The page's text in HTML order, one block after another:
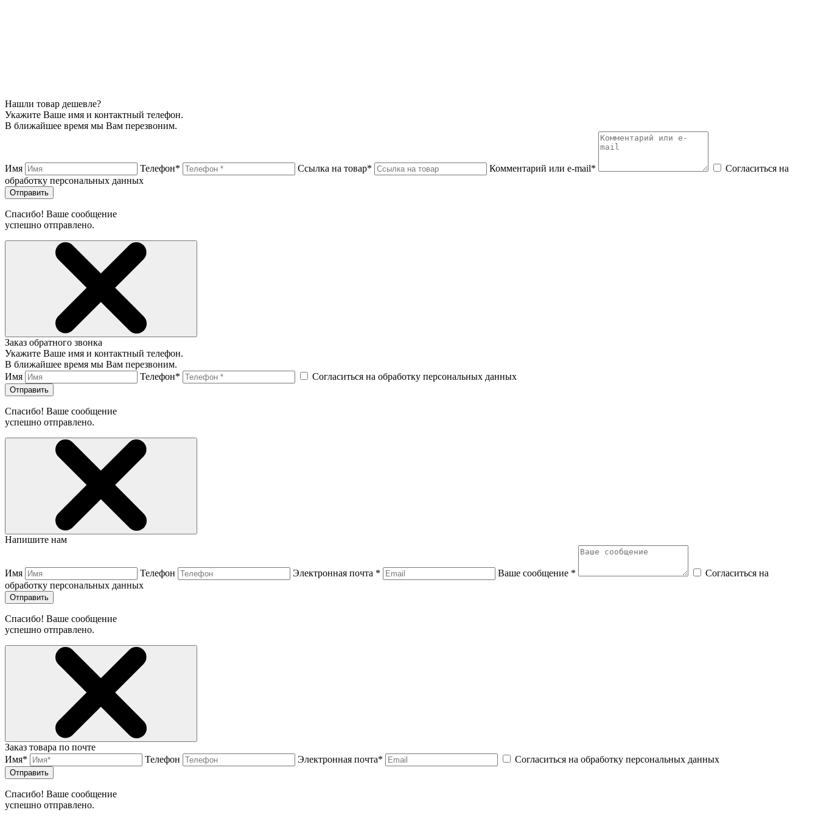
Нашли товар дешевле?
Укажите Ваше имя и контактный телефон.
В ближайшее время мы Вам перезвоним.
Имя Телефон* Ссылка на товар* Комментарий или e-mail*
Согласиться на
обработку персональных данных
Отправить
Спасибо! Ваше сообщение
успешно отправлено.
Заказ обратного звонка
Укажите Ваше имя и контактный телефон.
В ближайшее время мы Вам перезвоним.
Имя
Телефон* Согласиться на обработку персональных данных
Отправить
Спасибо! Ваше сообщение
успешно отправлено.
Напишите нам
Имя Телефон Электронная почта * Ваше сообщение *
Согласиться на
обработку персональных данных
Отправить
Спасибо! Ваше сообщение
успешно отправлено.
Заказ товара по почте
Имя*
Телефон Электронная почта* Согласиться на обработку персональных данных
Отправить
Спасибо! Ваше сообщение
успешно отправлено.